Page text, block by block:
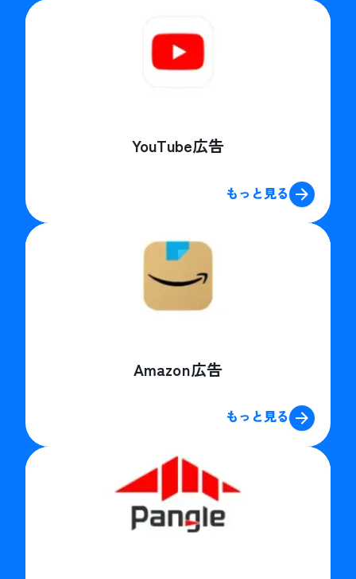
YouTube広告
もっと見る
Amazon広告
もっと見る